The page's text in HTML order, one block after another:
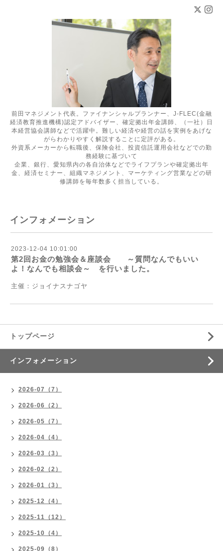
前田マネジメント代表。ファイナンシャルプランナー、J-FLEC(金融
経済教育推進機構)認定アドバイザー、確定拠出年金講師、（一社）日
本経営協会講師などで活躍中。難しい経済や経営の話を実例をあげな
がらわかりやすく解説することに定評がある。
外資系メーカーから転職後、保険会社、投資信託運用会社などでの勤
務経験に基づいて
企業、銀行、愛知県内の各自治体などでライフプランや確定拠出年
金、経済セミナー、組織マネジメント、マーケティング営業などの研
修講師を毎年数多く担当している。
インフォメーション
2023-12-04 10:01:00
第2回お金の勉強会＆座談会 ～質問なんでもいい
よ！なんでも相談会～ を行いました。
主催：ジョイナスナゴヤ
トップページ
インフォメーション
2026-07（7）
2026-06（2）
2026-05（7）
2026-04（4）
2026-03（3）
2026-02（2）
2026-01（3）
2025-12（4）
2025-11（12）
2025-10（4）
2025-09（8）